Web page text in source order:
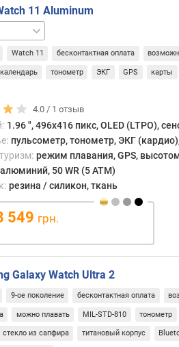
не
и
не
11 Aluminum
Watch 11 бесконтактная оплата
тонометр ЭКГ GPS карты
4.0 / 1 отзыв
1.96 ", 496x416 пикс, OLED (LTPO),
пульсометр, тонометр, ЭКГ
режим плавания, GPS,
алюминий, 50 WR (5 ATM)
резина / силикон, ткань
549 грн.
Galaxy Watch Ultra 2
9-ое поколение бесконтактная оплата
можно плавать MIL-STD-810 тонометр
стекло из сапфира титановый корпус